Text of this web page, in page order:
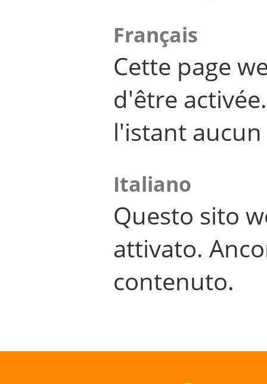
Français
Cette page
d'être
l'istant
Italiano
Questo sito
attivato.
contenuto.